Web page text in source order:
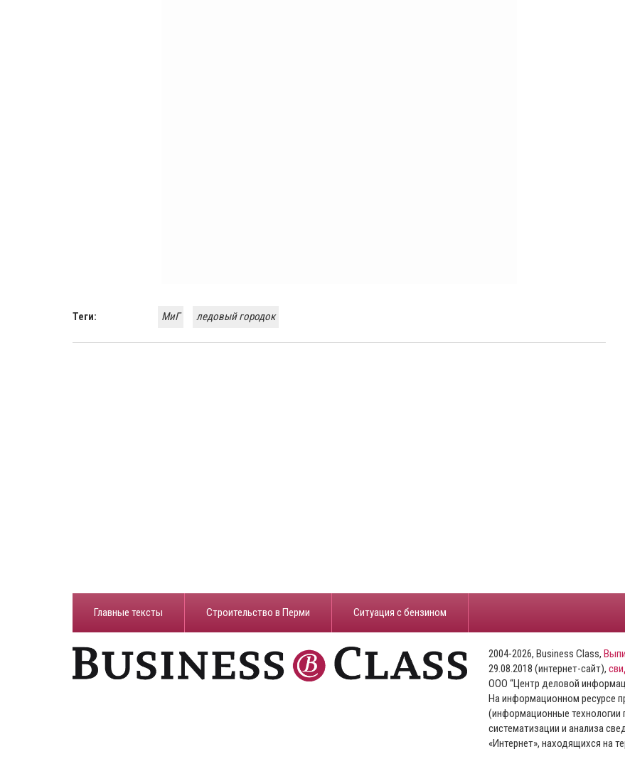
Теги: МиГ ледовый городок
Главные тексты Строительство в Перми ​Ситуация с бензином
2004-2026, Business Class,
29.08.2018 (интернет-сайт),
ООО “Центр деловой
На информационном ресурсе
(информационные технологии
систематизации и анализа
«Интернет», находящихся на